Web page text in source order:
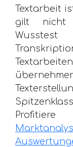
Textarbeit
gilt nicht